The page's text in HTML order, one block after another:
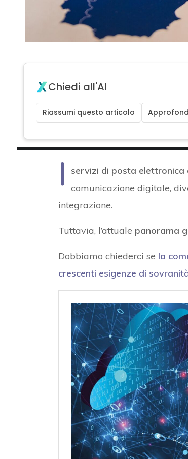
Chiedi all'AI
Riassumi questo articolo
I servizi di posta elettronica
comunicazione digitale,
integrazione.
Tuttavia, l’attuale panorama
Dobbiamo chiederci se la
crescenti esigenze di